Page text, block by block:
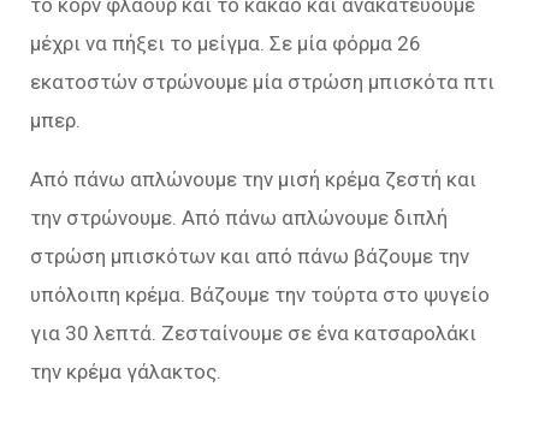
μέχρι να πήξει το μείγμα. Σε μία φόρμα 26
εκατοστών στρώνουμε μία στρώση μπισκότα πτι
μπερ.
Από πάνω απλώνουμε την μισή κρέμα ζεστή και
την στρώνουμε. Από πάνω απλώνουμε διπλή
στρώση μπισκότων και από πάνω βάζουμε την
υπόλοιπη κρέμα. Βάζουμε την τούρτα στο ψυγείο
για 30 λεπτά. Ζεσταίνουμε σε ένα κατσαρολάκι
την κρέμα γάλακτος.